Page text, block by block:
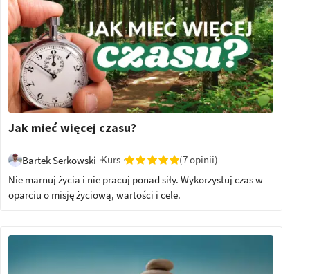
Jak mieć więcej czasu?
Bartek Serkowski Kurs
(7 opinii)
Nie marnuj życia i nie pracuj ponad siły. Wykorzystuj czas w
oparciu o misję życiową, wartości i cele.